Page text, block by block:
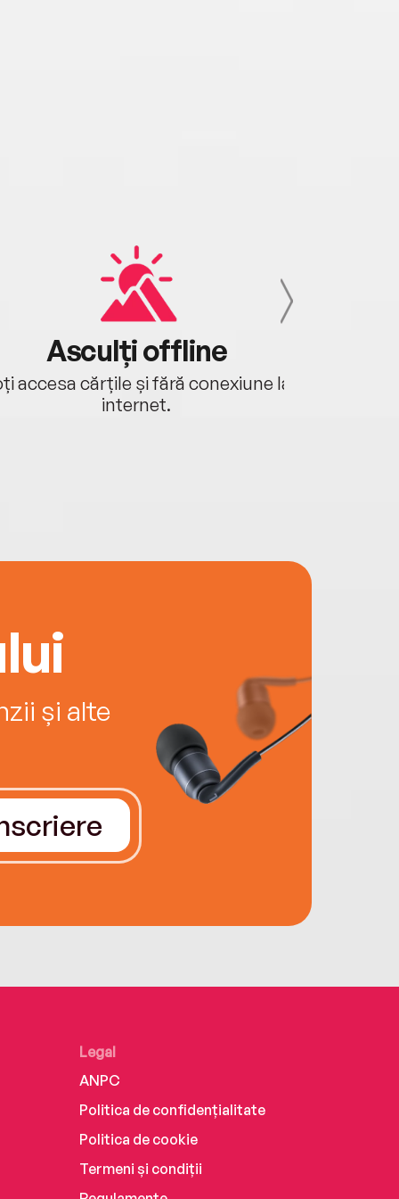
Asculți offline
accesa cărțile și fără conexiune la
internet.
și alte
Legal
ANPC
Politica de confidențialitate
Politica de cookie
Termeni și condiții